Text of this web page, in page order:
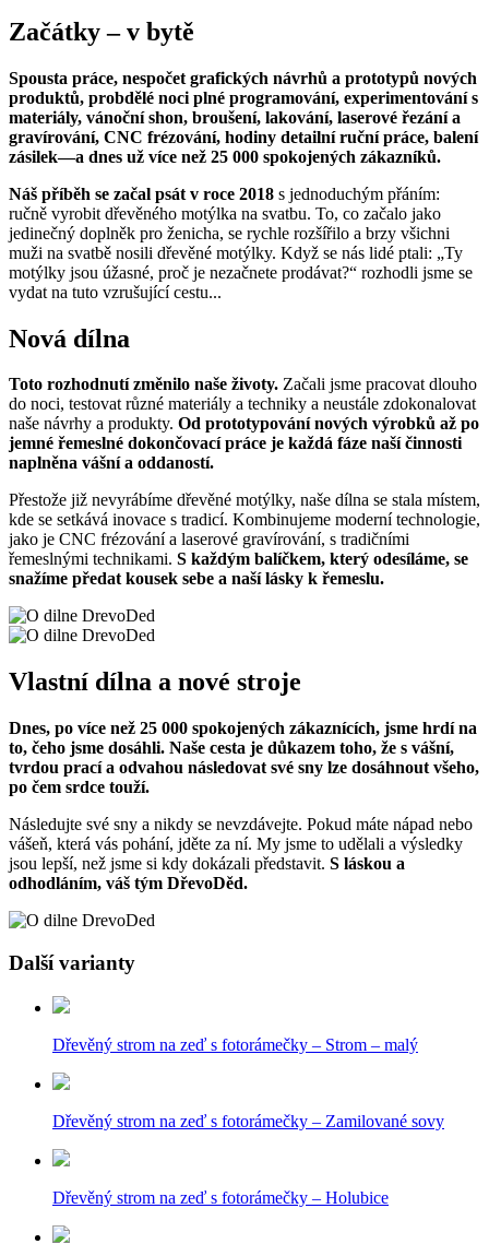
Začátky – v bytě
Spousta práce, nespočet grafických návrhů a prototypů nových
produktů, probdělé noci plné programování, experimentování s
materiály, vánoční shon, broušení, lakování, laserové řezání a
gravírování, CNC frézování, hodiny detailní ruční práce, balení
zásilek—a dnes už více než 25 000 spokojených zákazníků.
Náš příběh se začal psát v roce 2018 s jednoduchým přáním:
ručně vyrobit dřevěného motýlka na svatbu. To, co začalo jako
jedinečný doplněk pro ženicha, se rychle rozšířilo a brzy všichni
muži na svatbě nosili dřevěné motýlky. Když se nás lidé ptali: „Ty
motýlky jsou úžasné, proč je nezačnete prodávat?“ rozhodli jsme se
vydat na tuto vzrušující cestu...
Nová dílna
Toto rozhodnutí změnilo naše životy. Začali jsme pracovat dlouho
do noci, testovat různé materiály a techniky a neustále zdokonalovat
naše návrhy a produkty. Od prototypování nových výrobků až po
jemné řemeslné dokončovací práce je každá fáze naší činnosti
naplněna vášní a oddaností.
Přestože již nevyrábíme dřevěné motýlky, naše dílna se stala místem,
kde se setkává inovace s tradicí. Kombinujeme moderní technologie,
jako je CNC frézování a laserové gravírování, s tradičními
řemeslnými technikami. S každým balíčkem, který odesíláme, se
snažíme předat kousek sebe a naší lásky k řemeslu.
Vlastní dílna a nové stroje
Dnes, po více než 25 000 spokojených zákaznících, jsme hrdí na
to, čeho jsme dosáhli. Naše cesta je důkazem toho, že s vášní,
tvrdou prací a odvahou následovat své sny lze dosáhnout všeho,
po čem srdce touží.
Následujte své sny a nikdy se nevzdávejte. Pokud máte nápad nebo
vášeň, která vás pohání, jděte za ní. My jsme to udělali a výsledky
jsou lepší, než jsme si kdy dokázali představit. S láskou a
odhodláním, váš tým DřevoDěd.
Další varianty
Dřevěný strom na zeď s fotorámečky – Strom – malý
Dřevěný strom na zeď s fotorámečky – Zamilované sovy
Dřevěný strom na zeď s fotorámečky – Holubice